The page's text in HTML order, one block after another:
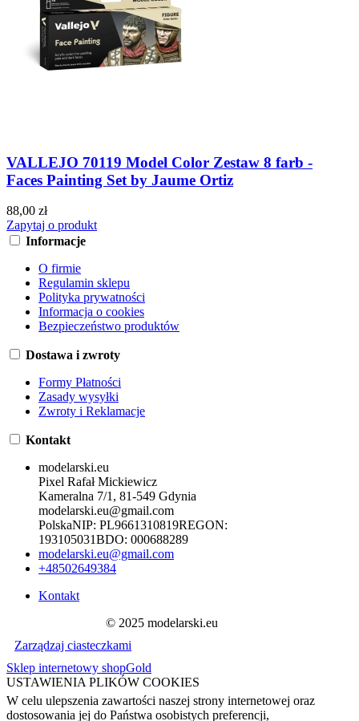
VALLEJO 70119 Model Color Zestaw 8 farb -
Faces Painting Set by Jaume Ortiz
88,00 zł
Zapytaj o produkt
Informacje
O firmie
Regulamin sklepu
Polityka prywatności
Informacja o cookies
Bezpieczeństwo produktów
Dostawa i zwroty
Formy Płatności
Zasady wysyłki
Zwroty i Reklamacje
Kontakt
modelarski.eu
Pixel Rafał Mickiewicz
Kameralna 7/1, 81-549 Gdynia
modelarski.eu@gmail.com
PolskaNIP: PL9661310819REGON:
193105031BDO: 000688289
modelarski.eu@gmail.com
+48502649384
Kontakt
© 2025 modelarski.eu
Zarządzaj ciasteczkami
Sklep internetowy shopGold
USTAWIENIA PLIKÓW COOKIES
W celu ulepszenia zawartości naszej strony internetowej oraz
dostosowania jej do Państwa osobistych preferencji,